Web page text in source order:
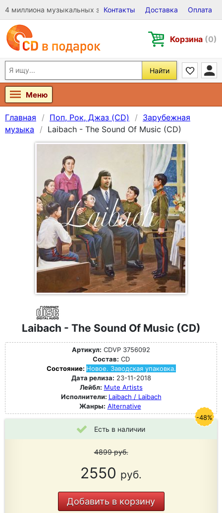
4 миллиона музыкальных записей на Виниле, CD и DVD
Контакты Доставка Оплата
Корзина (0)
Найти
Меню
Главная Поп, Рок, Джаз (CD)
Зарубежная
музыка
Laibach - The Sound Of Music (CD)
Laibach - The Sound Of Music (CD)
Артикул: CDVP 3756092
Состав: CD
Состояние: Новое. Заводская упаковка.
Дата релиза: 23-11-2018
Лейбл: Mute Artists
Исполнители: Laibach / Laibach
Жанры: Alternative
Есть в наличии
4899руб.
2550 руб.
Добавить в корзину
-48%